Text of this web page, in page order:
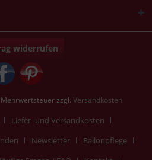
widerrufen
zzgl. Versandkosten
Liefer- und Versandkosten
Newsletter
Ballonpflege